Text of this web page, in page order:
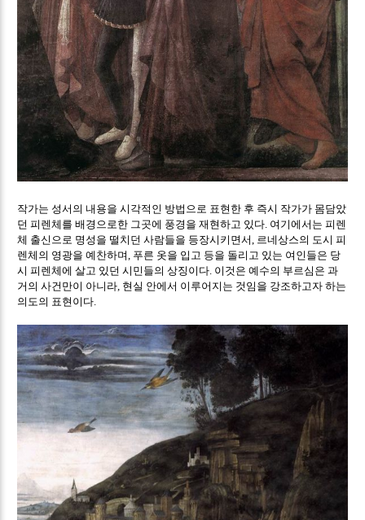
작가는 성서의 내용을 시각적인 방법으로 표현한 후 즉시 작가가 몸담았
던 피렌체를 배경으로한 그곳에 풍경을 재현하고 있다 여기에서는 피렌
체 출신으로 명성을 떨치던 사람들을 등장시키면서 르네상스의 도시 피
렌체의 영광을 예찬하며 푸른 옷을 입고 등을 돌리고 있는 여인들은 당
시 피렌체에 살고 있던 시민들의 상징이다 이것은 예수의 부르심은 과
거의 사건만이 아니라 현실 안에서 이루어지는 것임을 강조하고자 하는
의도의 표현이다